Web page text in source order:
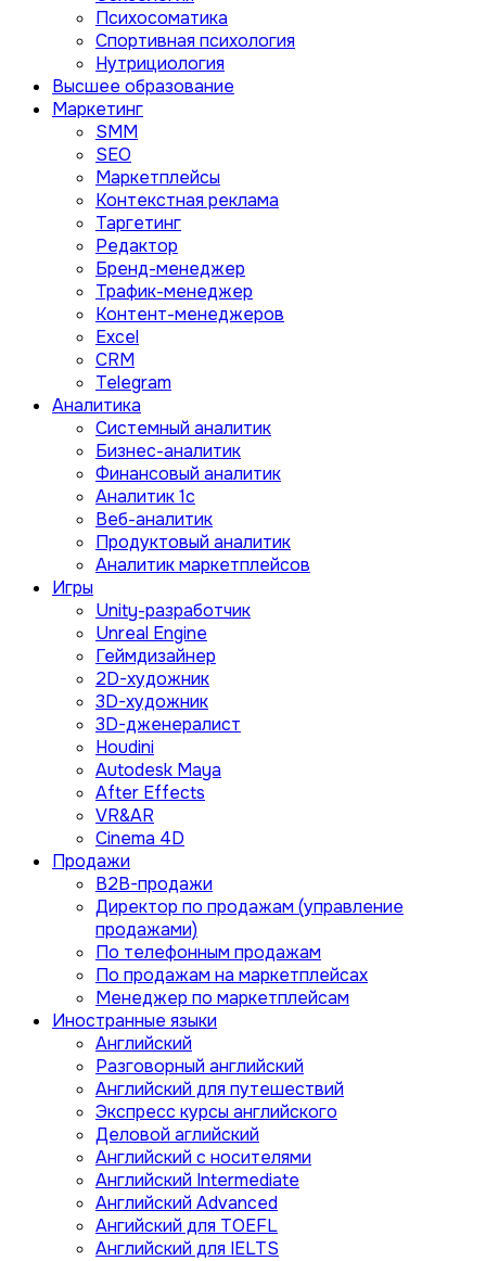
Психосоматика
Спортивная психология
Нутрициология
Высшее образование
Маркетинг
SMM
SEO
Маркетплейсы
Контекстная реклама
Таргетинг
Редактор
Бренд-менеджер
Трафик-менеджер
Контент-менеджеров
Excel
CRM
Telegram
Аналитика
Системный аналитик
Бизнес-аналитик
Финансовый аналитик
Aналитик 1с
Веб-аналитик
Продуктовый аналитик
Аналитик маркетплейсов
Игры
Unity-разработчик
Unreal Engine
Геймдизайнер
2D-художник
3D-художник
3D-дженералист
Houdini
Autodesk Maya
After Effects
VR&AR
Cinema 4D
Продажи
B2B-продажи
Директор по продажам (управление
продажами)
По телефонным продажам
По продажам на маркетплейсах
Менеджер по маркетплейсам
Иностранные языки
Английский
Разговорный английский
Английский для путешествий
Экспресс курсы английского
Деловой аглийский
Английский с носителями
Английский Intermediate
Английский Advanced
Ангийский для TOEFL
Английский для IELTS